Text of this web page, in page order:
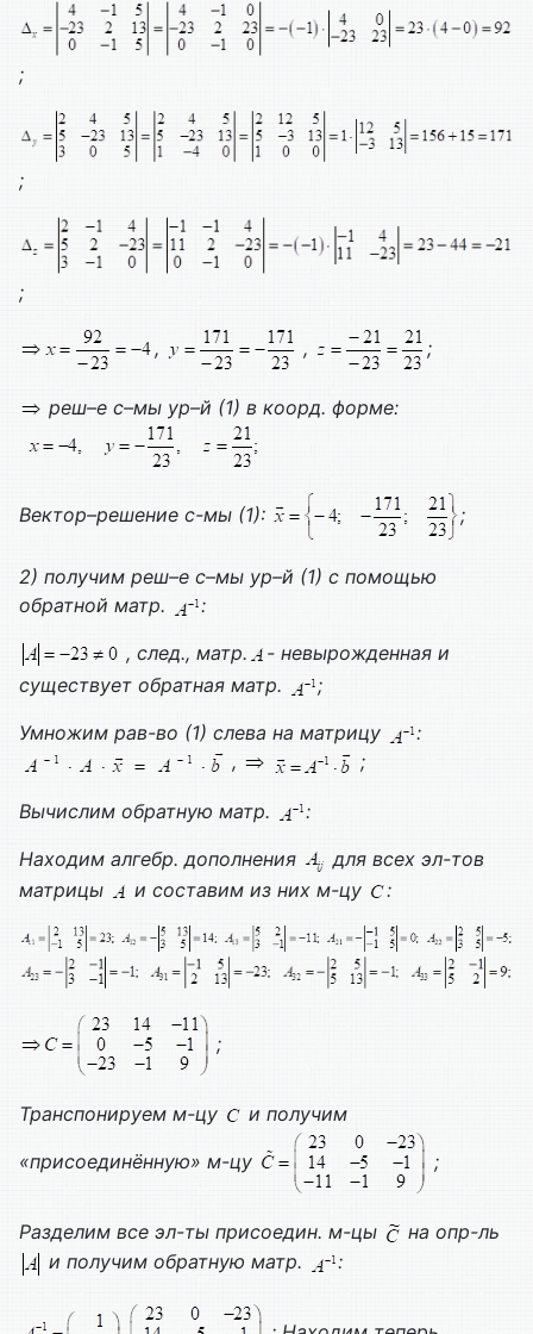
;
;
;
, , ;
реш–е с–мы ур–й (1) в коорд. форме:
Вектор–решение с-мы (1): ;
2) получим реш–е с–мы ур–й (1) с помощью
обратной матр.
:
, след., матр.
- невырожденная и
существует обратная матр.
;
Умножим рав-во (1) слева на матрицу
:
,
;
Вычислим обратную матр.
:
Находим алгебр. дополнения
для всех эл-тов
матрицы
и составим из них м-цу :
;
Транспонируем м-цу
и получим
«присоединённую» м-цу
;
Разделим все эл-ты присоедин. м-цы
на опр-ль
и получим обратную матр.
: